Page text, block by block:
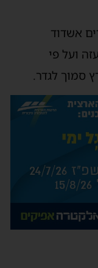
אשדוד
ועל פי
סמוך לגדר.